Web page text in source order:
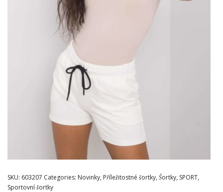
SKU: 603207 Categories: Novinky, Příležitostné šortky, Šortky, SPORT,
Sportovní šortky